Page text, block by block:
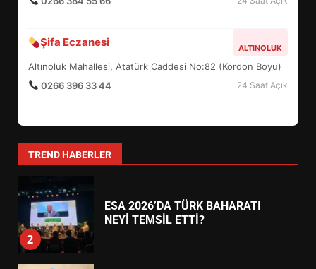
Şifa Eczanesi ALTINOLUK
Altınoluk Mahallesi, Atatürk Caddesi No:82 (Kordon Boyu)
0266 396 33 44
24 Saat Açık
TREND HABERLER
7
YENİ YÖNETİM NASIL
ŞEKİLLENDİ?
1
HAREKETE GEÇİYOR: GÖZLER
2
ESA 2026’DA TÜRK BAHARATI
NEYİ TEMSİL ETTİ?